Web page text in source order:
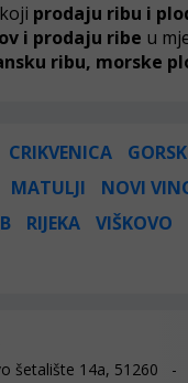
prodaju ribu i
i prodaju ribe u
ribu, morske
CRIKVENICA
MATULJI
NOVI
RIJEKA VIŠKOVO
šetalište 14a, 51260 -